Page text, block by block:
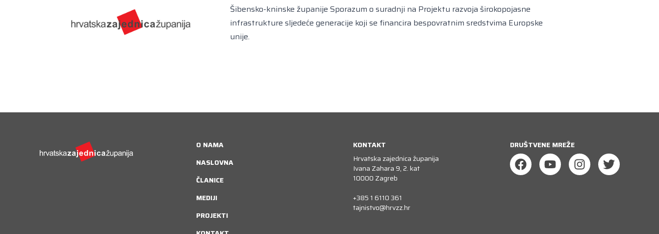
Šibensko-kninske županije Sporazum o suradnji na Projektu razvoja širokopojasne
infrastrukture sljedeće generacije koji se financira bespovratnim sredstvima Europske
unije.
O NAMA
NASLOVNA
ČLANICE
MEDIJI
PROJEKTI
KONTAKT
Hrvatska zajednica županija
Ivana Zahara 9, 2. kat
10000 Zagreb
+385 1 6110 361
tajnistvo@hrvzz.hr
DRUŠTVENE MREŽE